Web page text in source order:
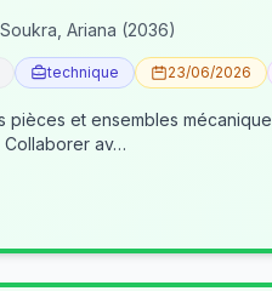
Ariana (2036)
technique 23/06/2026
pièces et ensembles
Collaborer av…